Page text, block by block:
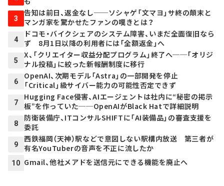
3
告知は前日、返金なし──ソシャゲ「文マヨ」サ終の顛末と
マンガ家を驚かせたファンの嘆きとは？
4
ドコモ・バイクシェアのシステム障害、いまだ全面復旧なら
ず 8月1日以降の利用者には「全額返金」へ
5
X、「クリエイター収益分配プログラム」終了へ──「オリジ
ナル投稿」に絞った新報酬制度に移行
6
OpenAI、次期モデル「Astra」の一部開発を停止
「Critical」級サイバー能力の可能性否定できず
7
Hugging Face侵害、AIエージェントは社内に“秘密の掲示
板”を作っていた──OpenAIがBlack Hatで詳細説明
8
防衛装備庁、ITコンサルSHIFTに「AI装備品」の審査支援を
委託
9
西鉄福岡（天神）駅などで意図しない駅構内放送 第三者が
有名YouTuberの音声を不正に流したか
10 Gmail、他社メアドを送信元にできる機能を廃止へ